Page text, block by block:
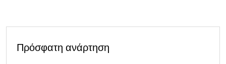
Πρόσφατη ανάρτηση